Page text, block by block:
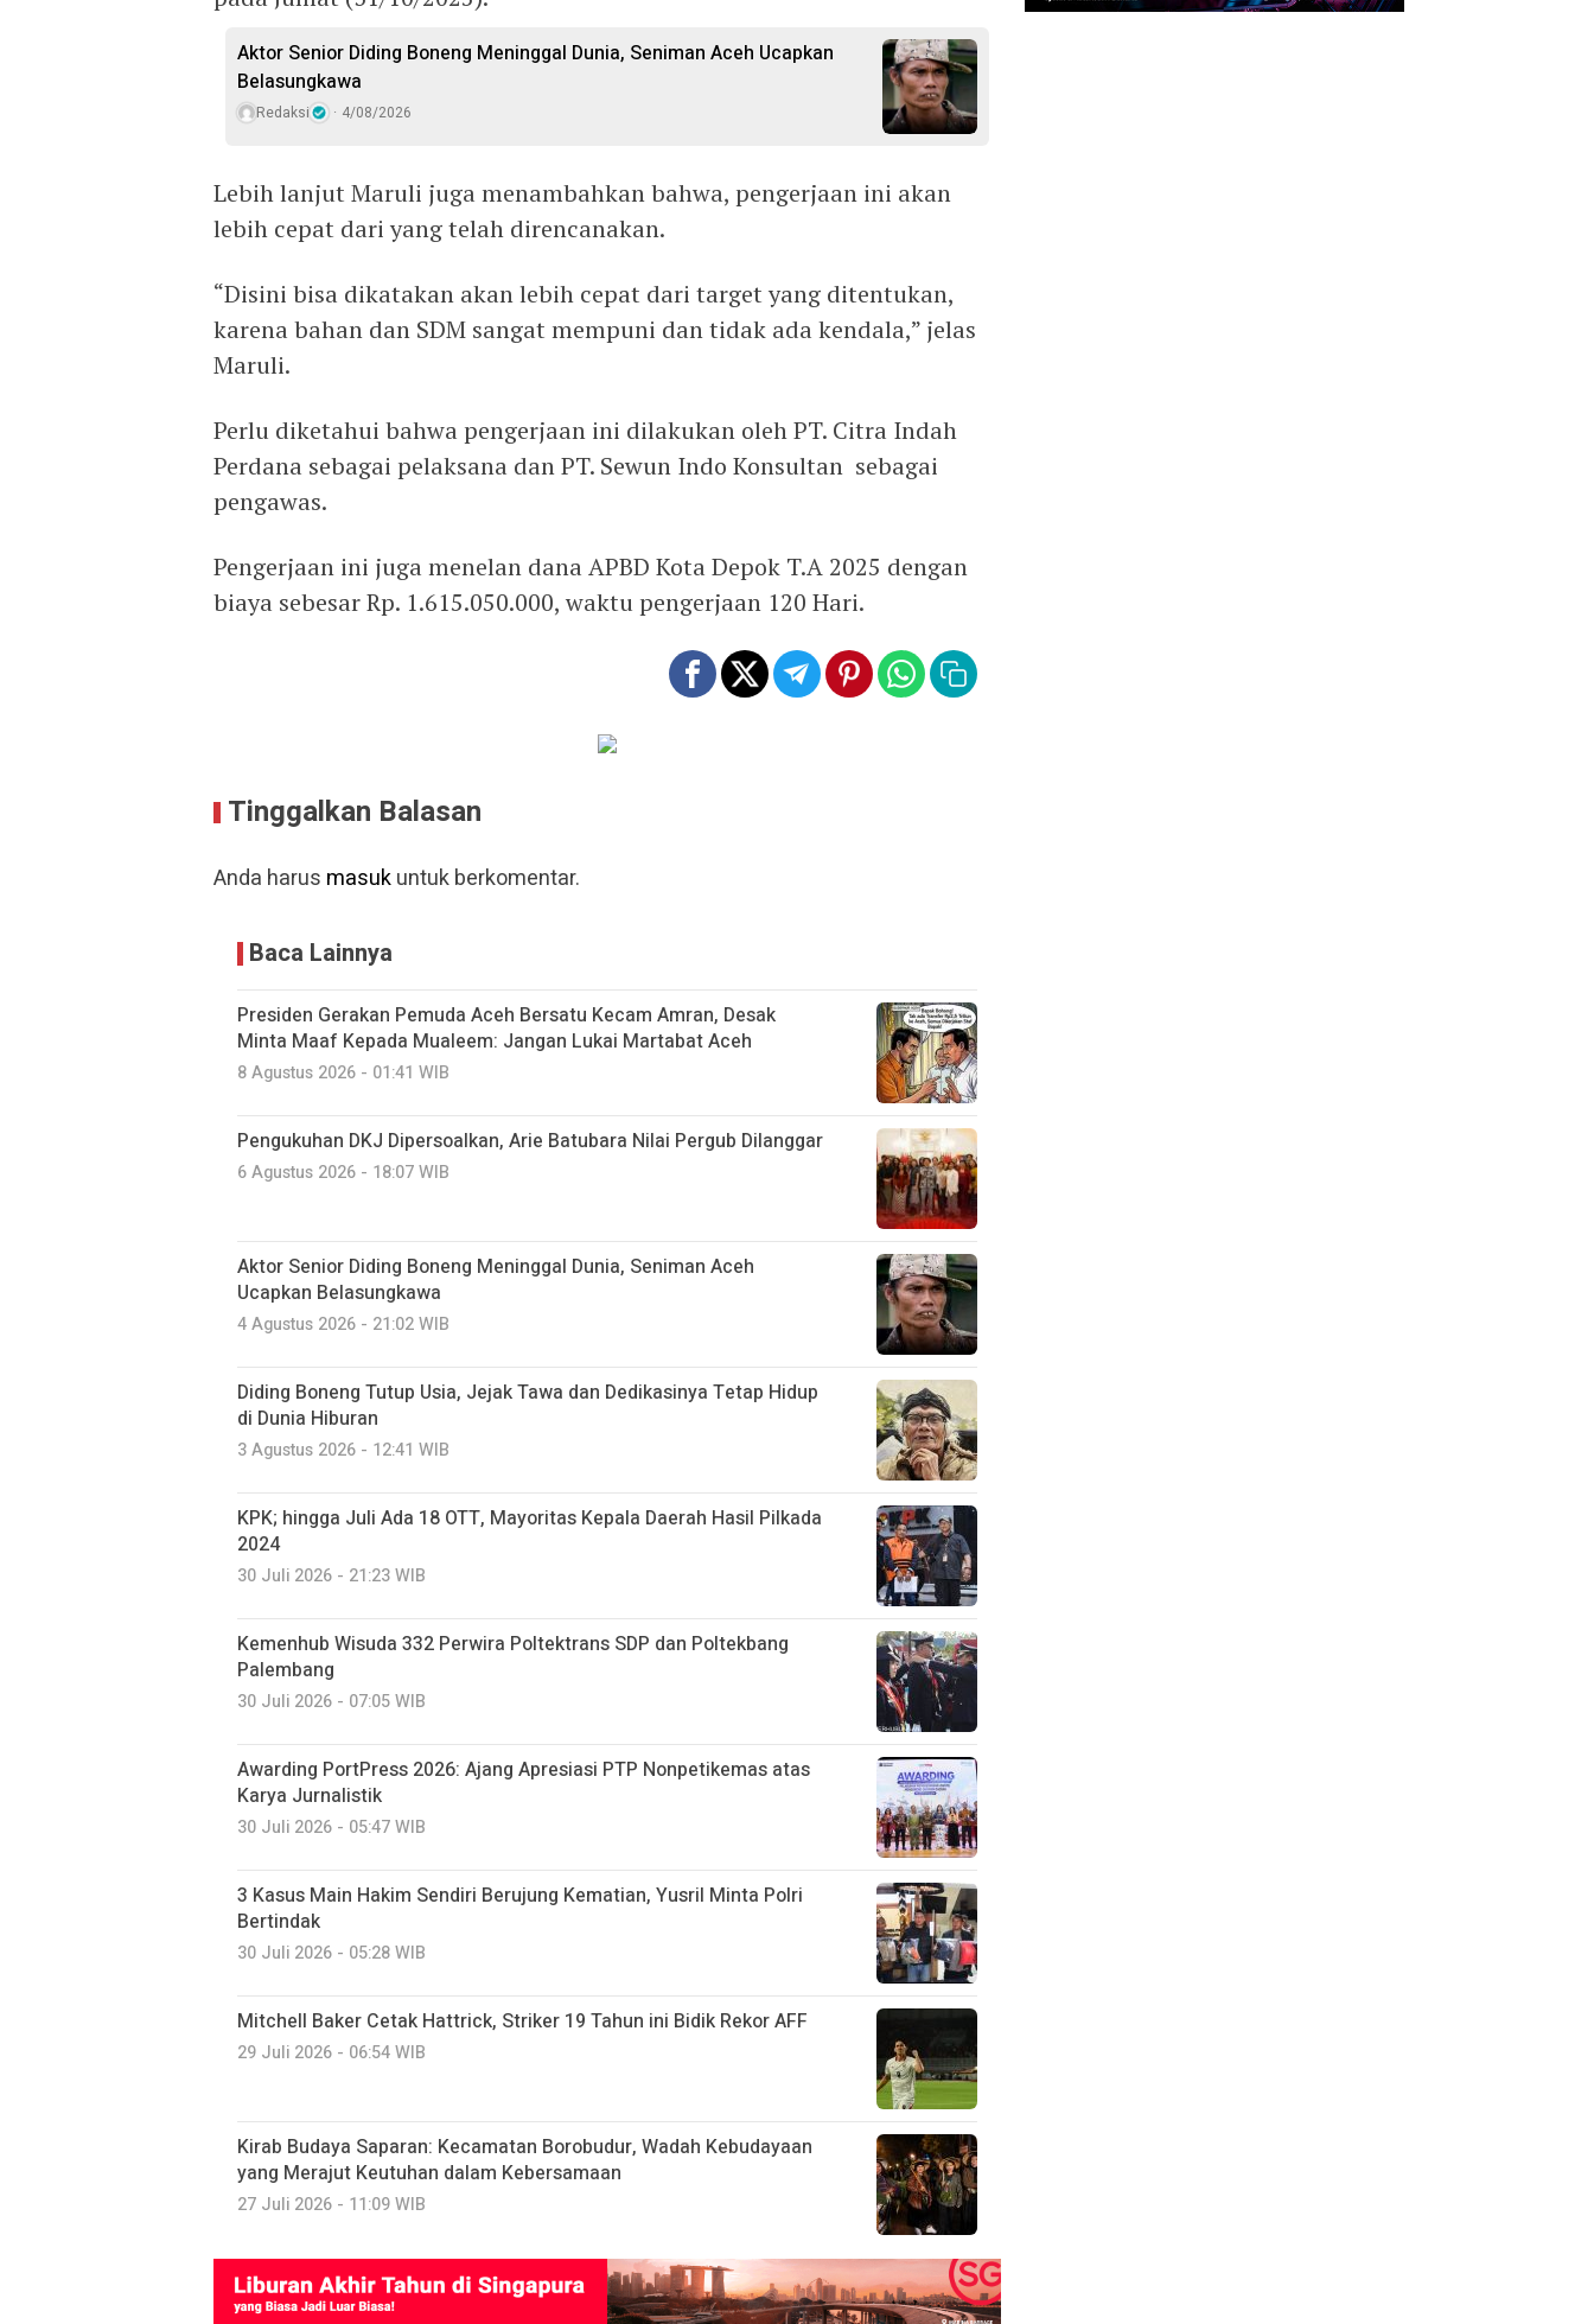
Aktor Senior Diding Boneng Meninggal Dunia, Seniman Aceh Ucapkan
Belasungkawa
Redaksi 4/08/2026
Lebih lanjut Maruli juga menambahkan bahwa, pengerjaan ini akan
lebih cepat dari yang telah direncanakan.
“Disini bisa dikatakan akan lebih cepat dari target yang ditentukan,
karena bahan dan SDM sangat mempuni dan tidak ada kendala,” jelas
Maruli.
Perlu diketahui bahwa pengerjaan ini dilakukan oleh PT. Citra Indah
Perdana sebagai pelaksana dan PT. Sewun Indo Konsultan sebagai
pengawas.
Pengerjaan ini juga menelan dana APBD Kota Depok T.A 2025 dengan
biaya sebesar Rp. 1.615.050.000, waktu pengerjaan 120 Hari.
Tinggalkan Balasan
Anda harus masukuntuk berkomentar.
Baca Lainnya
Presiden Gerakan Pemuda Aceh Bersatu Kecam Amran, Desak
Minta Maaf Kepada Mualeem: Jangan Lukai Martabat Aceh
8 Agustus 2026 - 01:41 WIB
Pengukuhan DKJ Dipersoalkan, Arie Batubara Nilai Pergub Dilanggar
6 Agustus 2026 - 18:07 WIB
Aktor Senior Diding Boneng Meninggal Dunia, Seniman Aceh
Ucapkan Belasungkawa
4 Agustus 2026 - 21:02 WIB
Diding Boneng Tutup Usia, Jejak Tawa dan Dedikasinya Tetap Hidup
di Dunia Hiburan
3 Agustus 2026 - 12:41 WIB
KPK; hingga Juli Ada 18 OTT, Mayoritas Kepala Daerah Hasil Pilkada
2024
30 Juli 2026 - 21:23 WIB
Kemenhub Wisuda 332 Perwira Poltektrans SDP dan Poltekbang
Palembang
30 Juli 2026 - 07:05 WIB
Awarding PortPress 2026: Ajang Apresiasi PTP Nonpetikemas atas
Karya Jurnalistik
30 Juli 2026 - 05:47 WIB
3 Kasus Main Hakim Sendiri Berujung Kematian, Yusril Minta Polri
Bertindak
30 Juli 2026 - 05:28 WIB
Mitchell Baker Cetak Hattrick, Striker 19 Tahun ini Bidik Rekor AFF
29 Juli 2026 - 06:54 WIB
Kirab Budaya Saparan: Kecamatan Borobudur, Wadah Kebudayaan
yang Merajut Keutuhan dalam Kebersamaan
27 Juli 2026 - 11:09 WIB